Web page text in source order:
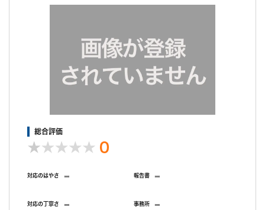
総合評価
0
対応のはやさ - 報告書 -
対応の丁寧さ - 事務所 -